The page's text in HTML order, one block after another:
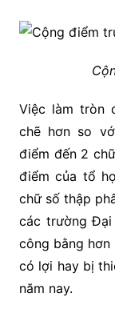
Việc làm tròn
chẽ hơn so
điểm đến 2
điểm của tổ
chữ số thập
các trường Đại
công bằng
có lợi hay bị
năm nay.